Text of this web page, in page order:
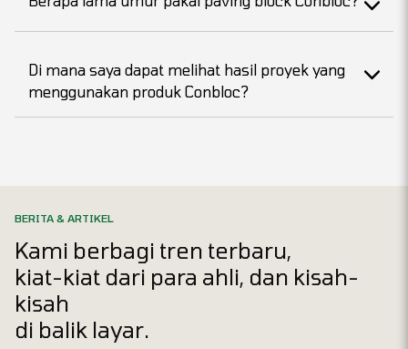
Di mana saya dapat melihat hasil proyek yang
menggunakan produk Conbloc?
BERITA & ARTIKEL
Kami berbagi tren terbaru,
kiat-kiat dari para ahli, dan kisah-
kisah
di balik layar.